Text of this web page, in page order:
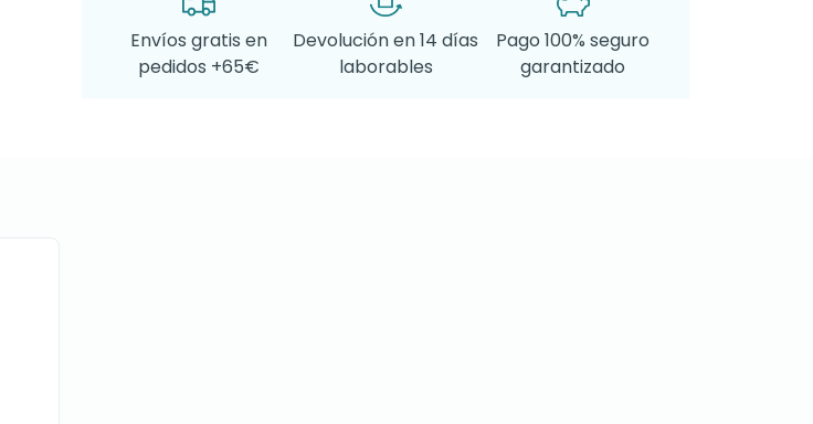
Envíos gratis en
pedidos +65€
Devolución en 14 días
laborables
Pago 100% seguro
garantizado